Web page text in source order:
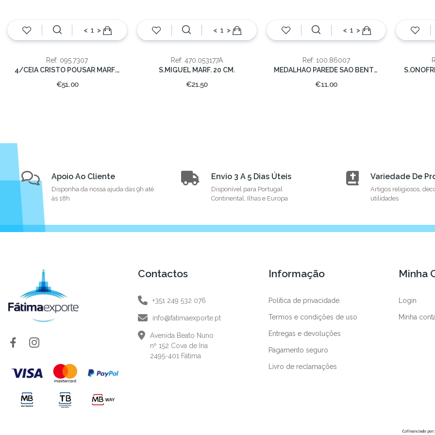
< >
Ref: 095.7307
4/CEIA CRISTO POUSAR MARF.20CM.
€51.00
< >
Ref: 470.053177A
S.MIGUEL MARF. 20 CM.
€21.50
< >
Ref: 100.86007
MEDALHAO PAREDE SAO BENTO 15cm (cx.48)
€11.00
Apoio Ao Cliente
Disponha da nossa ajuda das 9h até
às 18h
Envio 3 A 5 Dias Úteis
Disponível para Portugal
Continental, Ilhas e Europa
Variedade De
Artigos religiosos,
utilidades
Contactos
+351 249 532 076
info@fatimaexporte.pt
Avenida Beato Nuno
nº 152 Cova de Iria
2495-401 Fátima
Informação
Política de privacidade
Termos e condições de uso
Entregas e devoluções
Pagamento seguro
Livro de reclamações
Minha
Login
Minha